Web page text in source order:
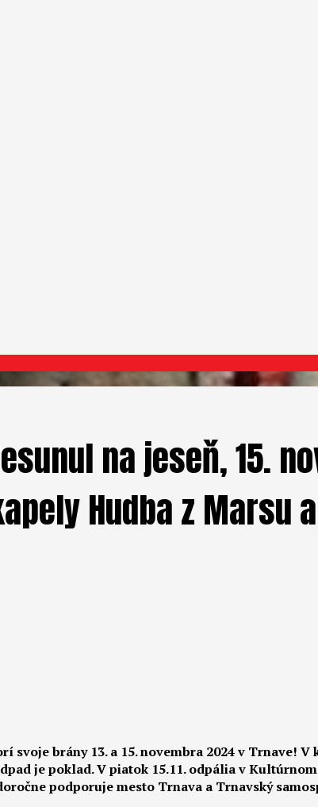
na jeseň, 15.
Hudba z Marsu
brány 13. a 15. novembra 2024 v Trnave! V
je poklad. V piatok 15.11. odpália v
podporuje mesto Trnava a Trnavský